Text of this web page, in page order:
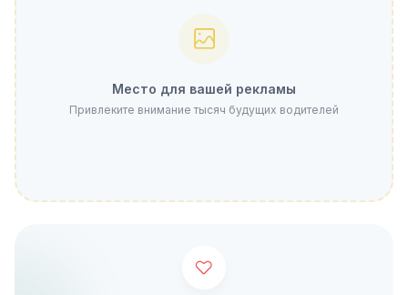
Место для вашей рекламы
Привлеките внимание тысяч будущих водителей